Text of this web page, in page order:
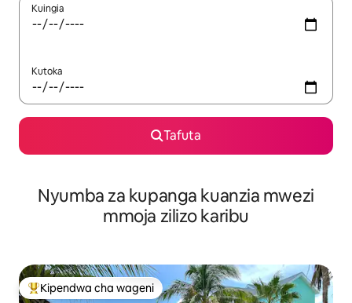
Kuingia
Kutoka
Tafuta
Nyumba za kupanga kuanzia mwezi
mmoja zilizo karibu
Kipendwa maarufu cha wageni
Kipendwa cha wageni